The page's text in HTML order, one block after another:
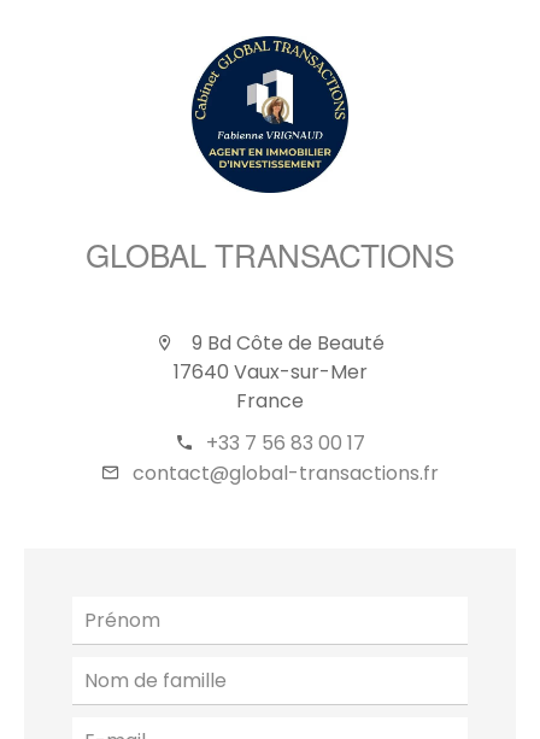
GLOBAL TRANSACTIONS
9 Bd Côte de Beauté
17640 Vaux-sur-Mer
France
+33 7 56 83 00 17
contact@global-transactions.fr